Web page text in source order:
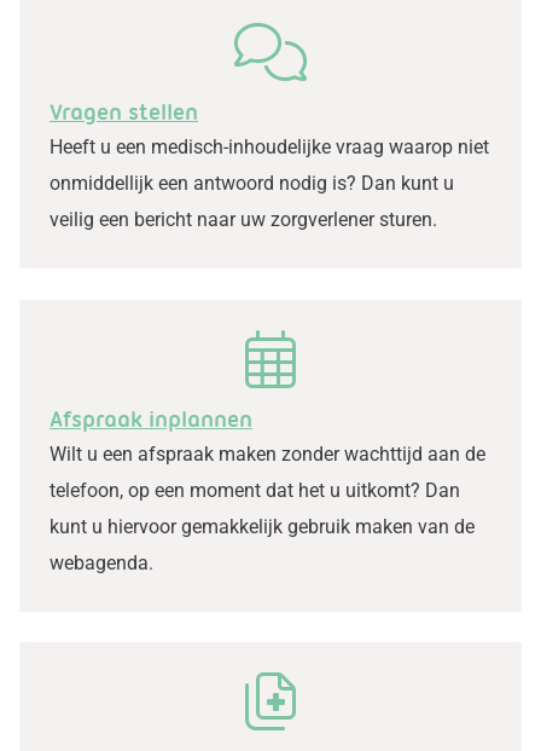
Vragen stellen
Heeft u een medisch-inhoudelijke vraag waarop niet
onmiddellijk een antwoord nodig is? Dan kunt u
veilig een bericht naar uw zorgverlener sturen.
Afspraak inplannen
Wilt u een afspraak maken zonder wachttijd aan de
telefoon, op een moment dat het u uitkomt? Dan
kunt u hiervoor gemakkelijk gebruik maken van de
webagenda.